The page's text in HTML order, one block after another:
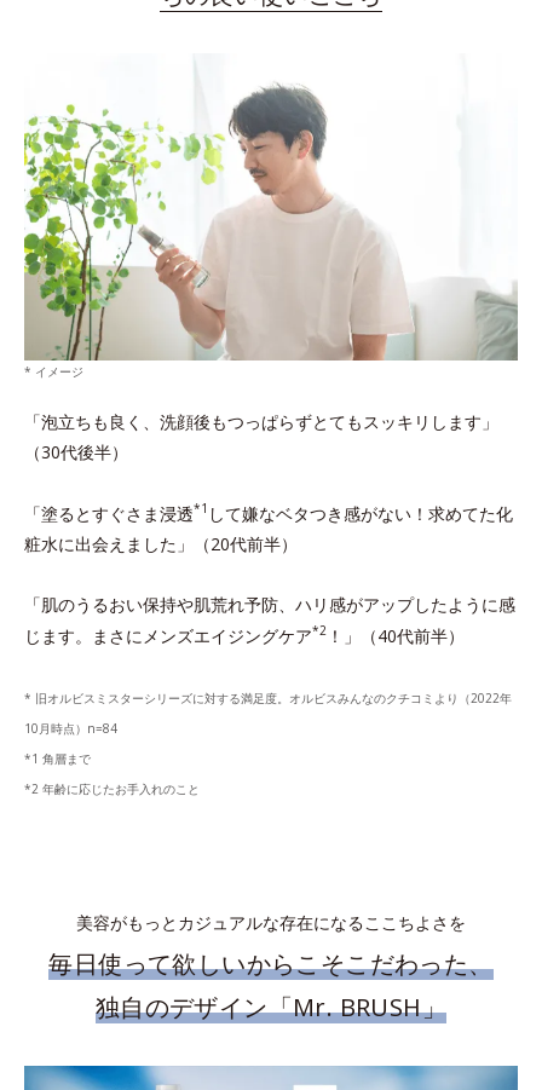
* イメージ
「泡立ちも良く、洗顔後もつっぱらずとてもスッキリします」
（30代後半）
「塗るとすぐさま浸透*1 して嫌なベタつき感がない！求めてた化
粧水に出会えました」（20代前半）
「肌のうるおい保持や肌荒れ予防、ハリ感がアップしたように感
じます。まさにメンズエイジングケア*2 ！」（40代前半）
* 旧オルビスミスターシリーズに対する満足度。オルビスみんなのクチコミより（2022年
10月時点）n=84
*1 角層まで
*2 年齢に応じたお手入れのこと
美容がもっとカジュアルな存在になるここちよさを
毎日使って欲しいからこそこだわった、
独自のデザイン「Mr. BRUSH」